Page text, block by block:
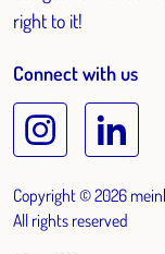
right to it!
Connect with us
Copyright © 2026
All rights reserved